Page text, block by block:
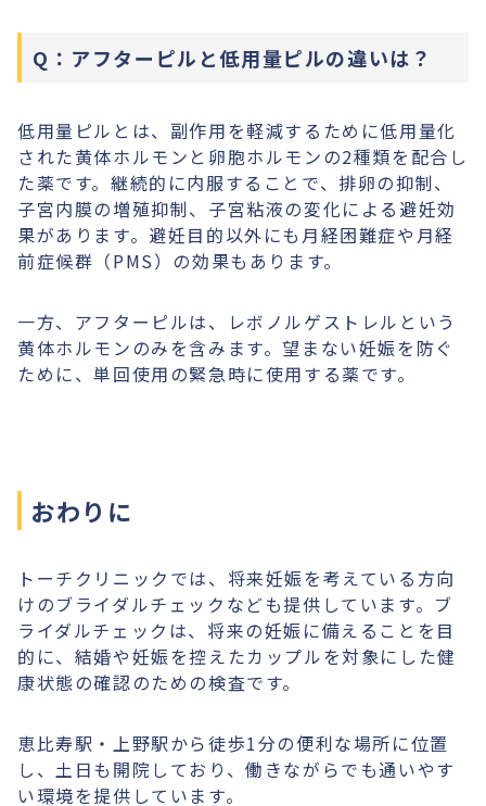
Q：アフターピルと低用量ピルの違いは？
低用量ピルとは、副作用を軽減するために低用量化
された黄体ホルモンと卵胞ホルモンの2種類を配合し
た薬です。継続的に内服することで、排卵の抑制、
子宮内膜の増殖抑制、子宮粘液の変化による避妊効
果があります。避妊目的以外にも月経困難症や月経
前症候群（PMS）の効果もあります。
一方、アフターピルは、レボノルゲストレルという
黄体ホルモンのみを含みます。望まない妊娠を防ぐ
ために、単回使用の緊急時に使用する薬です。
おわりに
トーチクリニックでは、将来妊娠を考えている方向
けのブライダルチェックなども提供しています。ブ
ライダルチェックは、将来の妊娠に備えることを目
的に、結婚や妊娠を控えたカップルを対象にした健
康状態の確認のための検査です。
恵比寿駅・上野駅から徒歩1分の便利な場所に位置
し、土日も開院しており、働きながらでも通いやす
い環境を提供しています。